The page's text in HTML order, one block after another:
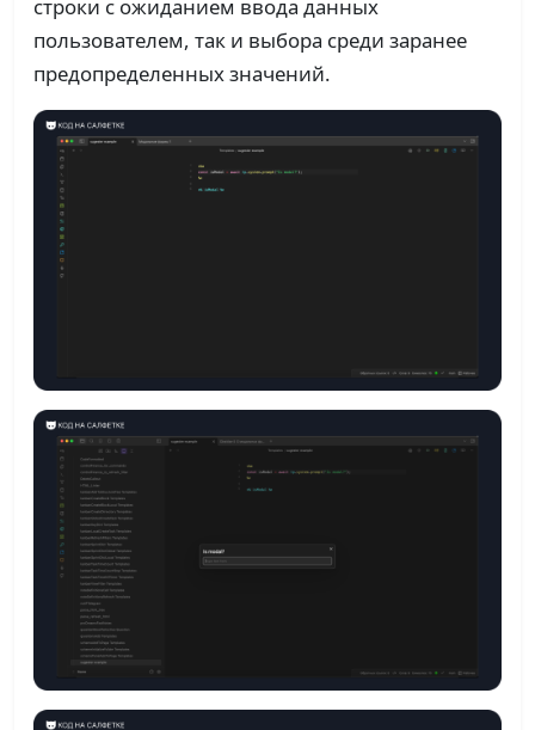
строки с ожиданием ввода данных
пользователем, так и выбора среди заранее
предопределенных значений.